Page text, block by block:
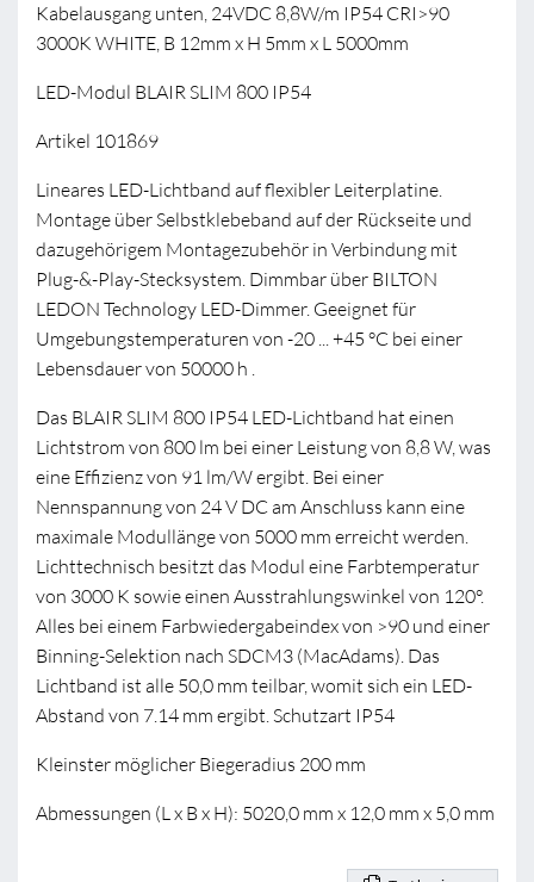
Kabelausgang unten, 24VDC 8,8W/m IP54 CRI>90
3000K WHITE, B 12mm x H 5mm x L 5000mm
LED-Modul BLAIR SLIM 800 IP54
Artikel 101869
Lineares LED-Lichtband auf flexibler Leiterplatine.
Montage über Selbstklebeband auf der Rückseite und
dazugehörigem Montagezubehör in Verbindung mit
Plug-&-Play-Stecksystem. Dimmbar über BILTON
LEDON Technology LED-Dimmer. Geeignet für
Umgebungstemperaturen von -20 ... +45 °C bei einer
Lebensdauer von 50000 h .
Das BLAIR SLIM 800 IP54 LED-Lichtband hat einen
Lichtstrom von 800 lm bei einer Leistung von 8,8 W, was
eine Effizienz von 91 lm/W ergibt. Bei einer
Nennspannung von 24 V DC am Anschluss kann eine
maximale Modullänge von 5000 mm erreicht werden.
Lichttechnisch besitzt das Modul eine Farbtemperatur
von 3000 K sowie einen Ausstrahlungswinkel von 120°.
Alles bei einem Farbwiedergabeindex von >90 und einer
Binning-Selektion nach SDCM3 (MacAdams). Das
Lichtband ist alle 50,0 mm teilbar, womit sich ein LED-
Abstand von 7.14 mm ergibt. Schutzart IP54
Kleinster möglicher Biegeradius 200 mm
Abmessungen (L x B x H): 5020,0 mm x 12,0 mm x 5,0 mm